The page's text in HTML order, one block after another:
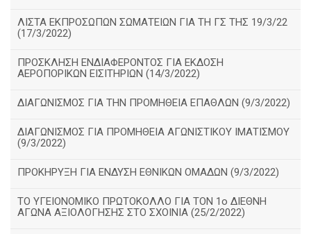
ΛΙΣΤΑ ΕΚΠΡΟΣΩΠΩΝ ΣΩΜΑΤΕΙΩΝ ΓΙΑ ΤΗ ΓΣ ΤΗΣ 19/3/22
(17/3/2022)
ΠΡΟΣΚΛΗΣΗ ΕΝΔΙΑΦΕΡΟΝΤΟΣ ΓΙΑ ΕΚΔΟΣΗ
ΑΕΡΟΠΟΡΙΚΩΝ ΕΙΣΙΤΗΡΙΩΝ (14/3/2022)
ΔΙΑΓΩΝΙΣΜΟΣ ΓΙΑ ΤΗΝ ΠΡΟΜΗΘΕΙΑ ΕΠΑΘΛΩΝ (9/3/2022)
ΔΙΑΓΩΝΙΣΜΟΣ ΓΙΑ ΠΡΟΜΗΘΕΙΑ ΑΓΩΝΙΣΤΙΚΟΥ ΙΜΑΤΙΣΜΟΥ
(9/3/2022)
ΠΡΟΚΗΡΥΞΗ ΓΙΑ ΕΝΔΥΣΗ ΕΘΝΙΚΩΝ ΟΜΑΔΩΝ (9/3/2022)
ΤΟ ΥΓΕΙΟΝΟΜΙΚΟ ΠΡΩΤΟΚΟΛΛΟ ΓΙΑ ΤΟΝ 1ο ΔΙΕΘΝΗ
ΑΓΩΝΑ ΑΞΙΟΛΟΓΗΣΗΣ ΣΤΟ ΣΧΟΙΝΙΑ (25/2/2022)